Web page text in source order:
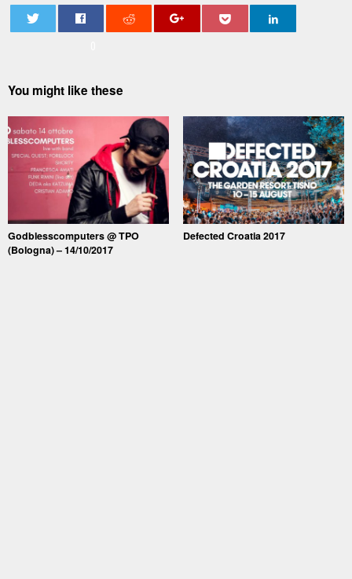
You might like these
Godblesscomputers @ TPO
(Bologna) – 14/10/2017
Defected Croatia 2017